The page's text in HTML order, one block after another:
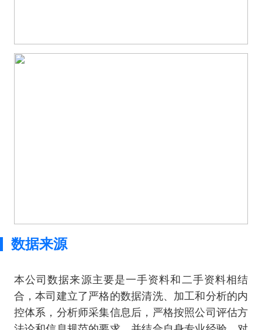
数据来源
本公司数据来源主要是一手资料和二手资料相结
合，本司建立了严格的数据清洗、加工和分析的内
控体系，分析师采集信息后，严格按照公司评估方